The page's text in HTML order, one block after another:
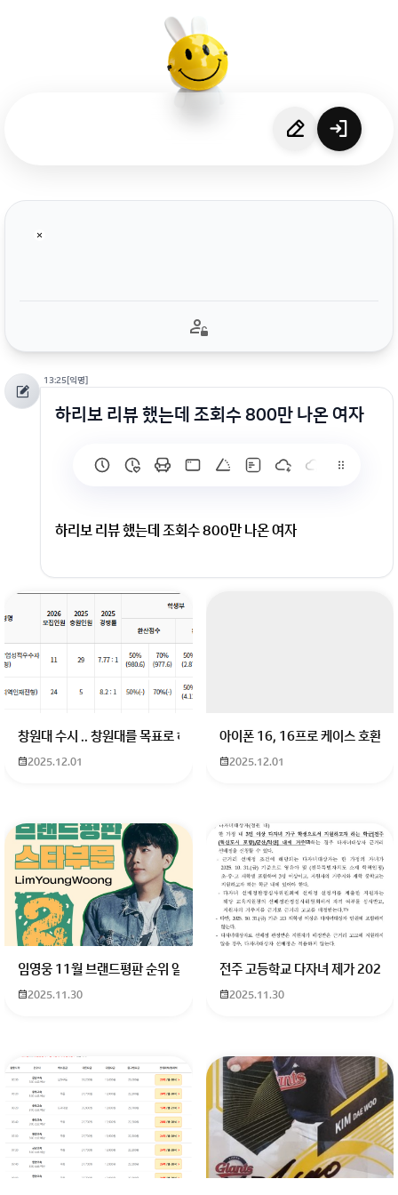
13:25[익명]
하리보 리뷰 했는데 조회수 800만 나온 여자
하리보 리뷰 했는데 조회수 800만 나온 여자
창원대 수시 .. 창원대를 목표로 하고 있는 09년생입니다 지금 제 내신이 5
2025.12.01
아이폰 16, 16프로 케이스 호환
2025.12.01
임영웅 11월 브랜드평판 순위 알고싶어요 임영웅 11월 브랜드평판에서
2025.11.30
전주 고등학교 다자녀 제가 2027
2025.11.30